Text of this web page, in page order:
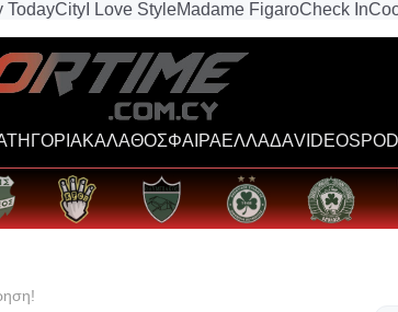
TodayCity I Love StyleMadame FigaroCheck In
ΚΑΛΑΘΟΣΦΑΙΡΑΕΛΛΑΔΑVIDEOS